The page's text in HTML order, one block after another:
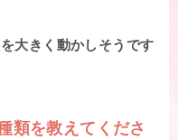
大きく動かしそうです
類を教えてくださ